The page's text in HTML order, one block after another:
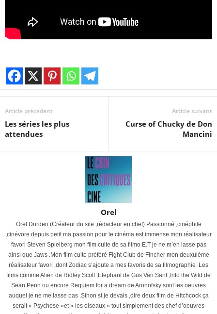
Article précédent
Les séries les plus
attendues
Article suivant
Curse of Chucky de Don
Mancini
Orel
Orel Durden (Créateur du site ,rédacteur en chef) Passionné ,cinéphile
,cinévore depuis petit ma passion pour le cinéma est immense mon réalisateur
favori Steven Spielberg mon film culte de sa filmo E.T je ne m’en lasse pas
ainsi que Jaws .Mon film culte préféré Fight Club de Fincher mon deuxuième
réalisateur favori ,dont Zodiac s’ajoute a mes favoris de sa filmographie .Les
films comme Alien de Ridley Scott ,Elephant de Gus Van Sant ,Into the Wild de
Sean Penn ou encore Requiem for a dream de Aronofsky sont les oeuvres
auquel je ne me lasse pas .Sinon si je devais ,dire deux film de Hitchcock ça
serait « Psychose »et « les oiseaux » tout simplement des chef d’oeuvres